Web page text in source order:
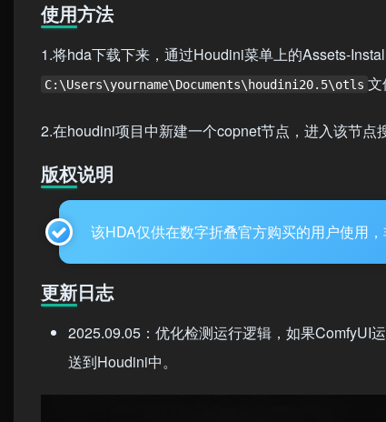
使用方法
1.将hda下载下来，通过Houdini菜单上的Assets-
C:\Users\yourname\Documents\houdini20.5\otls 文
2.在houdini项目中新建一个copnet节点，进入该节
版权说明
该HDA仅供在数字折叠官方购买的用户使用
更新日志
2025.09.05：优化检测运行逻辑，如果ComfyUI
送到Houdini中。